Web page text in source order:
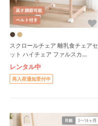
スクロールチェア 離乳食チェアセ
ット ハイチェア ファルスカ
(farska)
レンタル中
再入荷通知受付中